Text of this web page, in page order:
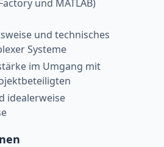
und MATLAB)
und technisches
Systeme
im Umgang mit
idealerweise